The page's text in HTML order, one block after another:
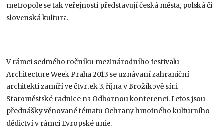
metropole se tak veřejnosti představují česká města, polská či
slovenská kultura.
V rámci sedmého ročníku mezinárodního festivalu
Architecture Week Praha 2013 se uznávaní zahraniční
architekti zamíří ve čtvrtek 3. října v Brožíkově síni
Staroměstské radnice na Odbornou konferenci. Letos jsou
přednášky věnované tématu Ochrany hmotného kulturního
dědictví v rámci Evropské unie.